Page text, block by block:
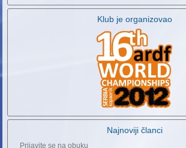
Klub je organizovao
Najnoviji članci
Prijavite se na obuku